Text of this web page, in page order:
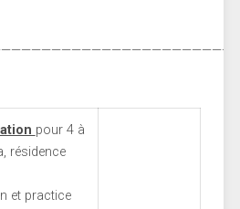
pour 4 à
résidence
et practice